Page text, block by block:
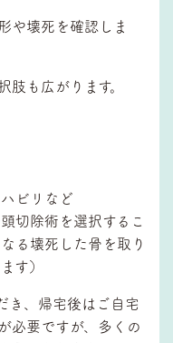
や壊死を確認しま
肢も広がります。
ビリなど
切除術を選択するこ
る壊死した骨を取り
す）
き、帰宅後はご自宅
必要ですが、多くの